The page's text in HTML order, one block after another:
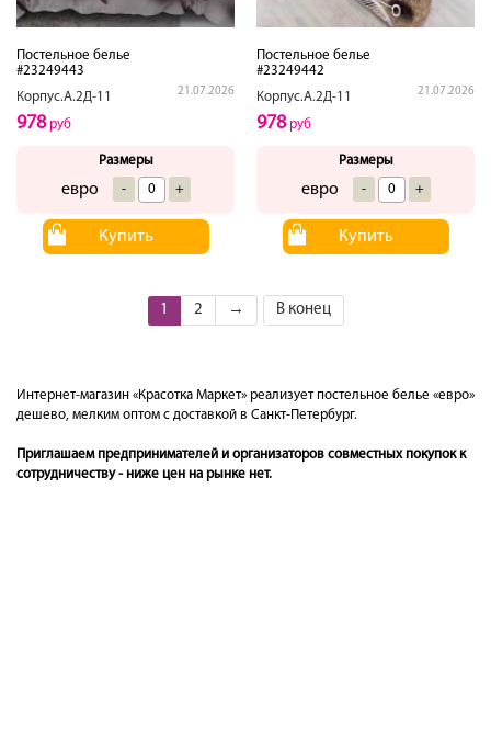
Постельное белье
#23249443
Корпус.А.2Д-11
21.07.2026
978руб
Размеры
евро - +
Купить
Постельное белье
#23249442
Корпус.А.2Д-11
21.07.2026
978руб
Размеры
евро - +
Купить
1 2 → В конец
Интернет-магазин «Красотка Маркет» реализует постельное белье «евро»
дешево, мелким оптом с доставкой в Санкт-Петербург.
Приглашаем предпринимателей и организаторов совместных покупок к
сотрудничеству - ниже цен на рынке нет.